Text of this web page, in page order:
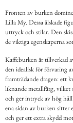
Fronten av burken
Lilla My. Dessa älskade
uttryck och stilar. Den
de viktiga egenskaperna
Kaffeburken är tillverkad
den idealisk för förvaring
framträdande dragen: ett
liknande metallfärg, vilket
och ger intryck av hög
ena sidan av burken
och ger ett extra skydd